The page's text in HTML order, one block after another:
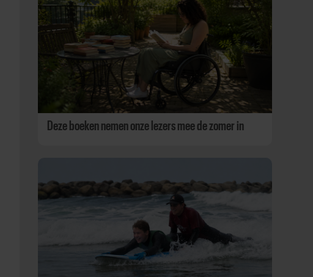
Deze boeken nemen onze lezers mee de zomer in